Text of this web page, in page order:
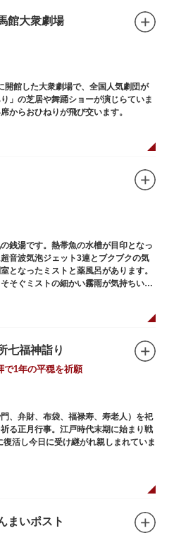
館大衆劇場
館した大衆劇場で、全国人気劇団が
」の芝居や舞踊ショーが演じらていま
からおひねりが飛び交います。
銭湯です。熱帯魚の水槽が目印となっ
音波気泡ジェット3連とブクブクの気
となったミストと薬風呂があります。
そぐミストの細かい霧雨が気持ちいい
七福神詣り
で1年の平穏を祈願
、弁財、布袋、福禄寿、寿老人）を祀
る正月行事。江戸時代末期に始まり戦
活し今日に受け継がれ親しまれていま
人が2社ずつあり、巡る社寺が9ヶ所あ
にも使われていて、鳩は「集まる」と
ただきながら巡拝しましょう。
まいポスト